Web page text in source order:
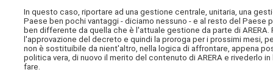
In questo caso, riportare ad una gestione centrale, unitaria, una
Paese ben pochi vantaggi - diciamo nessuno - e al resto del
ben differente da quella che è l'attuale gestione da parte di
l'approvazione del decreto e quindi la proroga per i prossimi mesi,
non è sostituibile da nient'altro, nella logica di affrontare, appena
politica vera, di nuovo il merito del contenuto di ARERA e rivederlo
fare.